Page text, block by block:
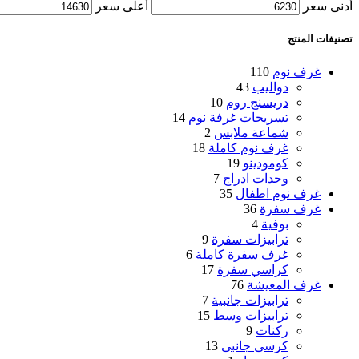
أدنى سعر أعلى سعر
تصنيفات المنتج
غرف نوم 110
دواليب 43
دريسنج روم 10
تسريحات غرفة نوم 14
شماعة ملابس 2
غرف نوم كاملة 18
كومودينو 19
وحدات ادراج 7
غرف نوم اطفال 35
غرف سفرة 36
بوفية 4
ترابيزات سفرة 9
غرف سفرة كاملة 6
كراسي سفرة 17
غرف المعيشة 76
ترابيزات جانبية 7
ترابيزات وسط 15
ركنات 9
كرسى جانبى 13